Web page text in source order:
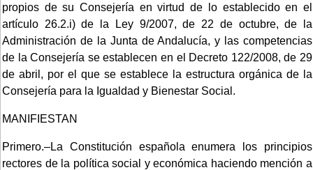
propios de su Consejería en virtud de lo establecido en el
artículo 26.2.i) de la Ley 9/2007, de 22 de octubre, de la
Administración de la Junta de Andalucía, y las competencias
de la Consejería se establecen en el Decreto 122/2008, de 29
de abril, por el que se establece la estructura orgánica de la
Consejería para la Igualdad y Bienestar Social.
MANIFIESTAN
Primero.–La Constitución española enumera los principios
rectores de la política social y económica haciendo mención a